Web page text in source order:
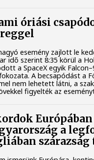
óriási
esemény zajlott le
idő szerint 8:35 körül a
a SpaceX egyik
A becsapódást a
nem lehetett látni, a
figyelték az
a
szárazság